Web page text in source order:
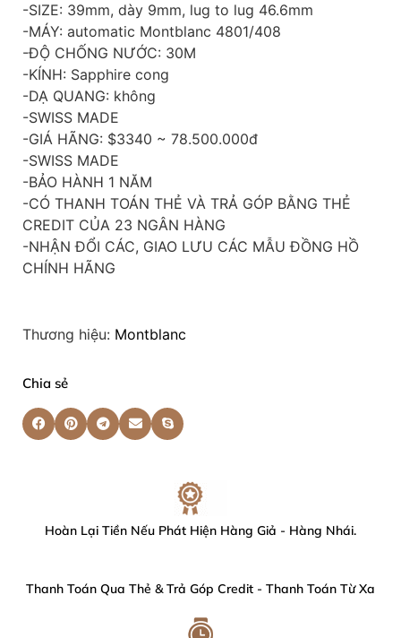
-SIZE: 39mm, dày 9mm, lug to lug 46.6mm
-MÁY: automatic Montblanc 4801/408
-ĐỘ CHỐNG NƯỚC: 30M
-KÍNH: Sapphire cong
-DẠ QUANG: không
-SWISS MADE
-GIÁ HÃNG: $3340 ~ 78.500.000đ
-SWISS MADE
-BẢO HÀNH 1 NĂM
-CÓ THANH TOÁN THẺ VÀ TRẢ GÓP BẰNG THẺ
CREDIT CỦA 23 NGÂN HÀNG
-NHẬN ĐỔI CÁC, GIAO LƯU CÁC MẪU ĐỒNG HỒ
CHÍNH HÃNG
Thương hiệu: Montblanc
Chia sẻ
Hoàn Lại Tiền Nếu Phát Hiện Hàng Giả - Hàng Nhái.
Thanh Toán Qua Thẻ & Trả Góp Credit - Thanh Toán Từ Xa